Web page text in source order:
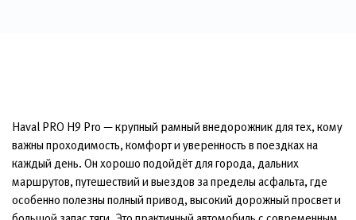
Haval PRO H9 Pro — крупный рамный внедорожник для тех, кому
важны проходимость, комфорт и уверенность в поездках на
каждый день. Он хорошо подойдёт для города, дальних
маршрутов, путешествий и выездов за пределы асфальта, где
особенно полезны полный привод, высокий дорожный просвет и